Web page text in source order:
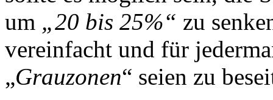
um „20 bis 25%“ zu
vereinfacht und für
„Grauzonen“ seien zu